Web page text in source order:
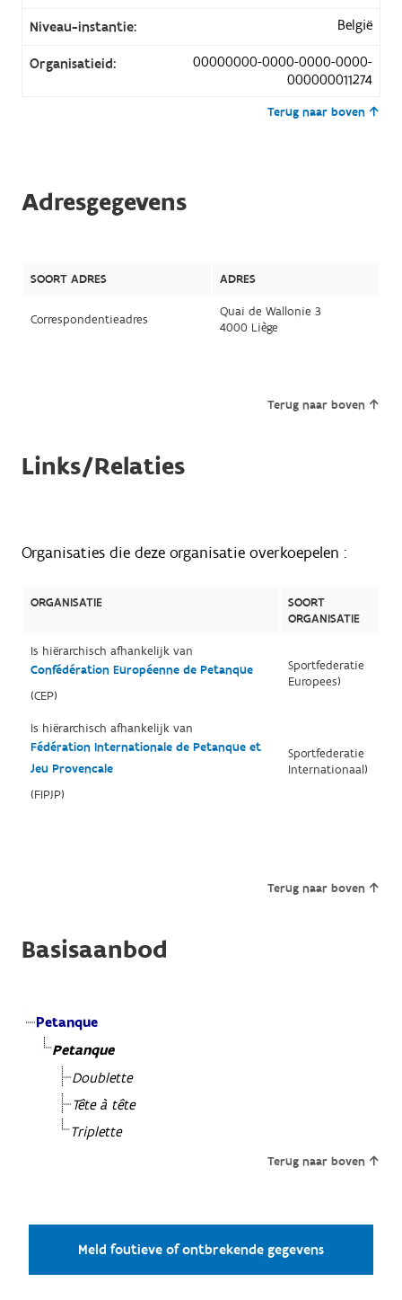
Niveau-instantie: België
Organisatieid:
00000000-0000-0000-0000-
000000011274
Terug naar boven
Adresgegevens
SOORT ADRES ADRES
Correspondentieadres
Quai de Wallonie 3
4000 Liège
Terug naar boven
Links/Relaties
Organisaties die deze organisatie overkoepelen :
ORGANISATIE
SOORT
ORGANISATIE
Is hiërarchisch afhankelijk van
Confédération Européenne de Petanque
(CEP)
Sportfederatie
Europees)
Is hiërarchisch afhankelijk van
Fédération Internationale de Petanque et
Jeu Provencale
(FIPJP)
Sportfederatie
Internationaal)
Terug naar boven
Basisaanbod
Petanque
Petanque
Doublette
Tête à tête
Triplette
Terug naar boven
Meld foutieve of ontbrekende gegevens